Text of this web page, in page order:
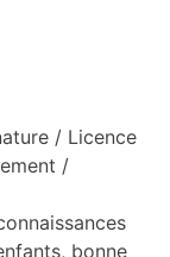
/ Licence
/
bonne